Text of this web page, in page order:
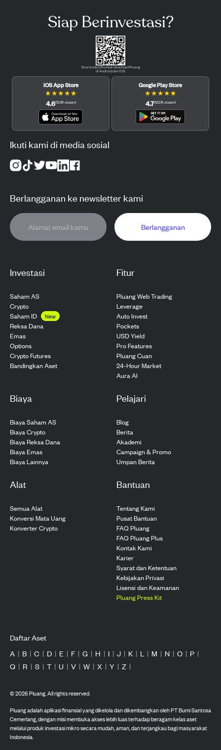
Investasi
Saham AS
Crypto
Saham ID
New
Reksa Dana
Emas
Options
Crypto Futures
Bandingkan Aset
Fitur
Pluang Web Trading
Leverage
Auto Invest
Pockets
USD Yield
Pro Features
Pluang Cuan
24-Hour Market
Aura AI
Biaya
Biaya Saham AS
Biaya Crypto
Biaya Reksa Dana
Biaya Emas
Biaya Lainnya
Pelajari
Blog
Berita
Akademi
Campaign & Promo
Umpan Berita
Alat
Semua Alat
Konversi Mata Uang
Konverter Crypto
Bantuan
Tentang Kami
Pusat Bantuan
FAQ Pluang
FAQ Pluang Plus
Kontak Kami
Karier
Syarat dan Ketentuan
Kebijakan Privasi
Lisensi dan Keamanan
Pluang Press Kit
Siap Berinvestasi?
Scan kode QR untuk download Pluang
di Android dan iOS.
iOS App Store
★★★★★
4.6(12.3Kulasan)
Google Play Store
★★★★★
4.7(122.1Kulasan)
Ikuti kami di media sosial
Berlangganan ke newsletter kami
Berlangganan
Daftar Aset
A | B | C | D | E | F | G | H | I | J | K | L | M | N | O | P |
Q | R | S | T | U | V | W | X | Y | Z |
©2026Pluang. All rights reserved.
Pluang adalah aplikasi finansial yang dikelola dan dikembangkan oleh PT Bumi Santosa
Cemerlang, dengan misi membuka akses lebih luas terhadap beragam kelas aset
melalui produk investasi mikro secara mudah, aman, dan terjangkau bagi masyarakat
Indonesia.